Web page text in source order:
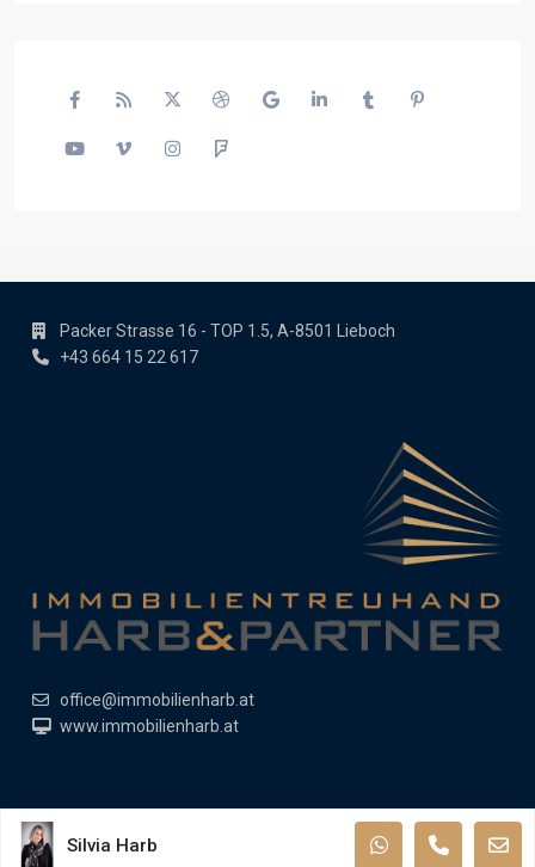
Packer Strasse 16 - TOP 1.5, A-8501 Lieboch
+43 664 15 22 617
office@immobilienharb.at
www.immobilienharb.at
Copyright All Rights Reserved 2019
Silvia Harb